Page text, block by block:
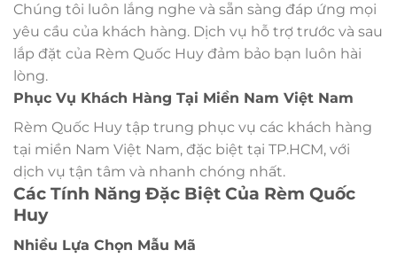
Chúng tôi luôn lắng nghe và sẵn sàng đáp ứng mọi
yêu cầu của khách hàng. Dịch vụ hỗ trợ trước và sau
lắp đặt của Rèm Quốc Huy đảm bảo bạn luôn hài
lòng.
Phục Vụ Khách Hàng Tại Miền Nam Việt Nam
Rèm Quốc Huy tập trung phục vụ các khách hàng
tại miền Nam Việt Nam, đặc biệt tại TP.HCM, với
dịch vụ tận tâm và nhanh chóng nhất.
Các Tính Năng Đặc Biệt Của Rèm Quốc
Huy
Nhiều Lựa Chọn Mẫu Mã